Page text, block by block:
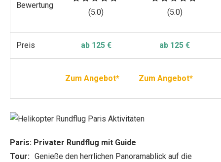
Bewertung
(5.0) (5.0)
Preis ab 125 € ab 125 €
Zum Angebot* Zum Angebot*
Paris: Privater Rundflug mit Guide
Tour: Genieße den herrlichen Panoramablick auf die